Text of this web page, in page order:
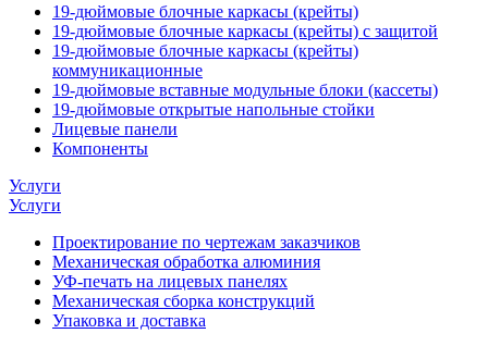
19-дюймовые блочные каркасы (крейты)
19-дюймовые блочные каркасы (крейты) с защитой
19-дюймовые блочные каркасы (крейты)
коммуникационные
19-дюймовые вставные модульные блоки (кассеты)
19-дюймовые открытые напольные стойки
Лицевые панели
Компоненты
Услуги
Услуги
Проектирование по чертежам заказчиков
Механическая обработка алюминия
УФ-печать на лицевых панелях
Механическая сборка конструкций
Упаковка и доставка